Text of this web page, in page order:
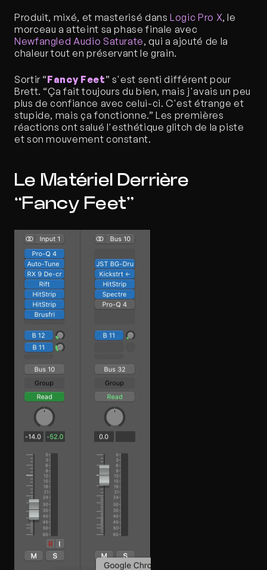
Produit, mixé, et masterisé dans Logic Pro X, le
Newfangled Audio Saturate, qui a ajouté de la
chaleur tout en préservant le grain.
Sortir “Fancy Feet” s'est senti différent pour
Brett. “Ça fait toujours du bien, mais j'avais un peu
plus de confiance avec celui-ci. C'est étrange et
stupide, mais ça fonctionne.” Les premières
réactions ont salué l'esthétique glitch de la piste
et son mouvement constant.
Le Matériel Derrière
“Fancy Feet”